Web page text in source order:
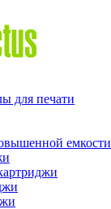
для печати
емкости